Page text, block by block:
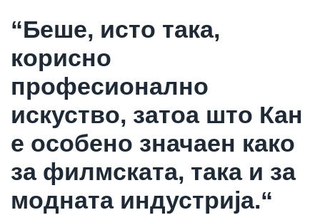
“Беше, исто така,
корисно
професионално
искуство, затоа што Кан
е особено значаен како
за филмската, така и за
модната индустрија.“